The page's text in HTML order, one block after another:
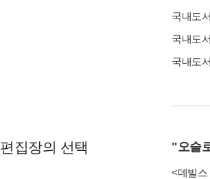
국내도
국내도
국내도
편집장의 선택 "오슬
<데빌